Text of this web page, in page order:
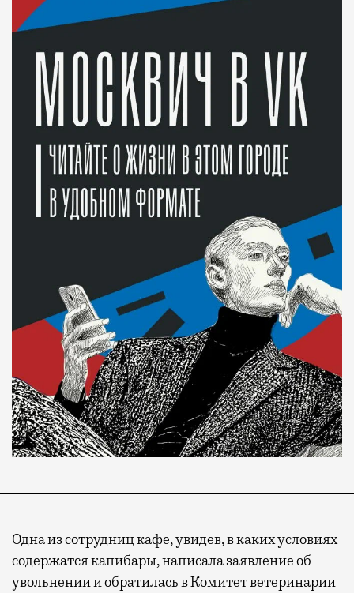
Одна из сотрудниц кафе, увидев, в каких условиях
содержатся капибары, написала заявление об
увольнении и обратилась в Комитет ветеринарии